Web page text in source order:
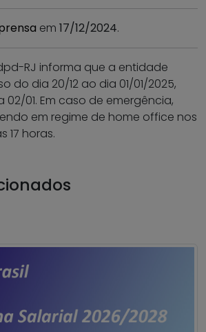
em 17/12/2024.
RJ informa que a entidade
do dia 20/12 ao dia 01/01/2025,
01. Em caso de emergência,
em regime de home office nos
17 horas.